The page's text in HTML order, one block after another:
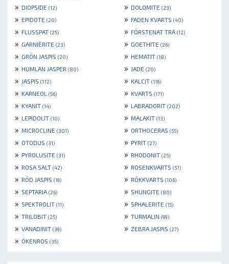
» DIOPSIDE (12) » DOLOMITE (23)
» EPIDOTE (20) » FADEN KVARTS (40)
» FLUSSPAT (25) » FÖRSTENAT TRÄ (12)
» GARNIÈRITE (23) » GOETHITE (26)
» GRÖN JASPIS (20) » HEMATIT (18)
» HUMLAN JASPER (80) » JADE (20)
» JASPIS (172) » KALCIT (116)
» KARNEOL (56) » KVARTS (171)
» KYANIT (14) » LABRADORIT (202)
» LEPIDOLIT (10) » MALAKIT (13)
» MICROCLINE (301) » ORTHOCERAS (55)
» OTODUS (31) » PYRIT (27)
» PYROLUSITE (31) » RHODONIT (25)
» ROSA SALT (42) » ROSENKVARTS (57)
» RÖD JASPIS (19) » RÖKKVARTS (106)
» SEPTARIA (26) » SHUNGITE (80)
» SPEKTROLIT (11) » SPHALERITE (15)
» TRILOBIT (25) » TURMALIN (99)
» VANADINIT (39) » ZEBRA JASPIS (27)
» ÖKENROS (35)